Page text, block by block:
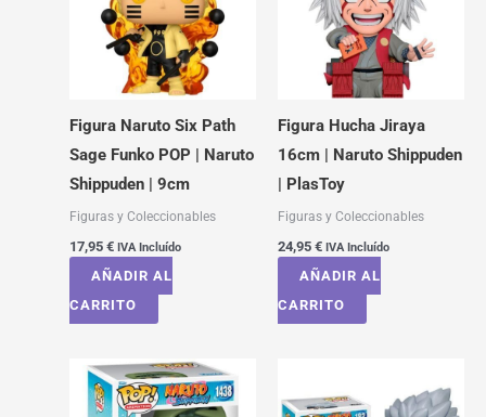
Figura Naruto Six Path
Sage Funko POP | Naruto
Shippuden | 9cm
Figuras y Coleccionables
17,95 € IVA Incluído
AÑADIR AL
CARRITO
Figura Hucha Jiraya
16cm | Naruto Shippuden
| PlasToy
Figuras y Coleccionables
24,95 € IVA Incluído
AÑADIR AL
CARRITO